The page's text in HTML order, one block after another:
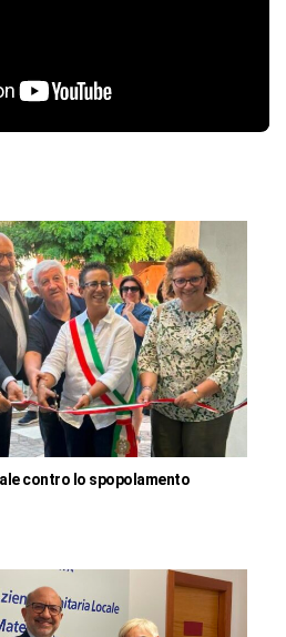
contro lo spopolamento